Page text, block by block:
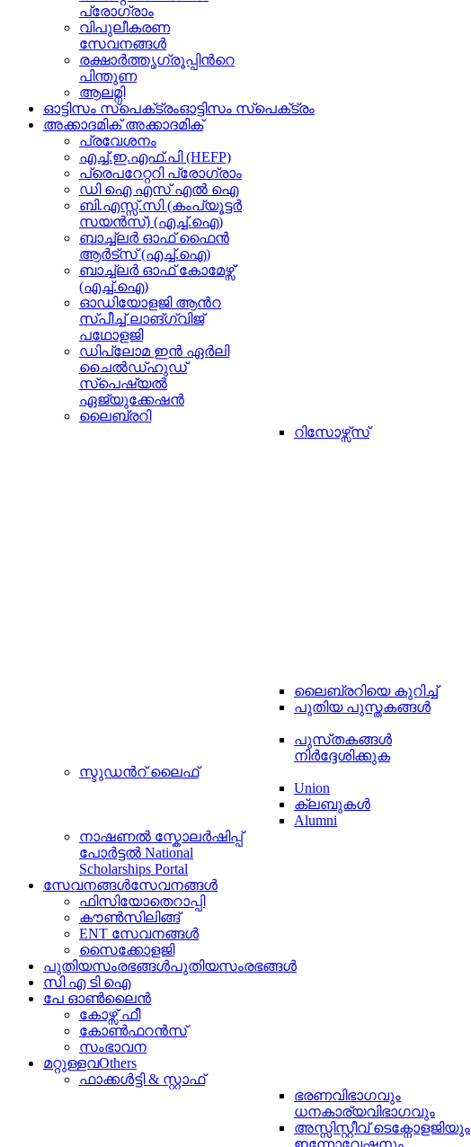
പ്രോഗ്രാം
വിപുലീകരണ
സേവനങ്ങള്‍
രക്ഷാർത്തൃഗ്രൂപ്പിന്‍റെ
പിന്തുണ
ആലമ്നി
ഓട്ടിസം സ്‌പെക്‌ട്രംഓട്ടിസം സ്‌പെക്‌ട്രം
അക്കാദമിക്അക്കാദമിക്
പ്രവേശനം
എച്ച്.ഇ.എഫ്.പി (HEFP)
പ്രെപറേറ്ററി പ്രോഗ്രാം
ഡി ഐ എസ് എൽ ഐ
ബി.എസ്സ്.സി (കംപ്യൂട്ടർ
സയൻസ്) (എച്ച്.ഐ)
ബാച്ച്ലർ ഓഫ് ഫൈൻ
ആർട്സ് (എച്ച്.ഐ)
ബാച്ച്ലർ ഓഫ് കോമേഴ്സ്
(എച്ച്.ഐ)
ഓഡിയോളജി ആന്‍റ
സ്പീച്ച് ലാങ്ഗ്വിജ്
പഥോളജി
ഡിപ്ലോമ ഇൻ ഏര്‍ലി
ചൈൽഡ്ഹുഡ്
സ്പെഷ്യൽ
ഏജ്യുക്കേഷൻ
ലൈബ്രറി
റിസോഴ്സ്സ്
ലൈബ്രറിയെ കുറിച്ച്
പുതിയ പുസ്തകങ്ങള്‍
പുസ്‌തകങ്ങൾ
നിർദ്ദേശിക്കുക
സ്ടുഡന്‍റ്‌ ലൈഫ്
Union
ക്ലബുകള്‍
Alumni
നാഷണൽ സ്കോലർഷിപ്പ്
പോർട്ടൽ National
Scholarships Portal
സേവനങ്ങൾസേവനങ്ങൾ
ഫിസിയോതെറാപ്പി
കൗൺസിലിങ്ങ്
ENT സേവനങ്ങൾ
സൈക്കോളജി
പുതിയസംരഭങ്ങൾപുതിയസംരഭങ്ങൾ
സി എ ടി ഐ
പേ ഓൺലൈൻ
കോഴ്സ് ഫീ
കോൺഫറൻസ്
സംഭാവന
മറ്റുള്ളവOthers
ഫാക്കൾട്ടി & സ്റ്റാഫ്
ഭരണവിഭാഗവും
ധനകാര്യവിഭാഗവും
അസ്സിസ്റ്റീവ് ടെക്നോളജിയും